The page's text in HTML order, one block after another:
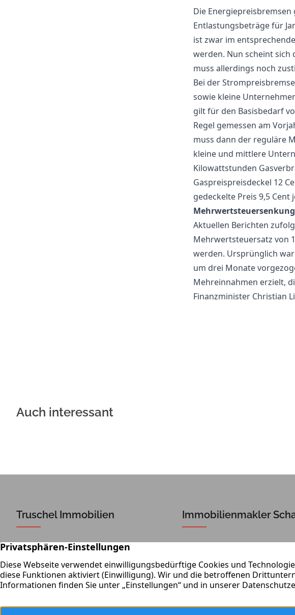
Die
Entlastungsbeträge für
ist zwar im
werden. Nun scheint sich
muss allerdings noch
Bei der
sowie kleine
gilt für den Basisbedarf
Regel gemessen am
muss dann der reguläre
kleine und mittlere
Kilowattstunden
Gaspreispreisdeckel 12
gedeckelte Preis 9,5 Cent
Aktuellen Berichten
Mehrwertsteuersatz von
werden. Ursprünglich
um drei Monate
Mehreinnahmen erzielt,
Finanzminister Christian
Auch interessant
Truschel Immobilien
Dieselstraße 4
64850 Schaafheim
06073 – 74 24 526
06073 – 74 24 513
Immobilienmakler
Das Team von Truschel
gerne weiter und